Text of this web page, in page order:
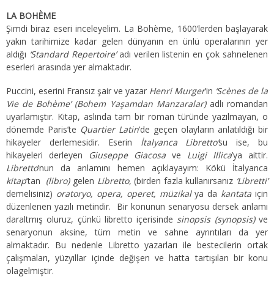
LA BOHÈME
Şimdi biraz eseri inceleyelim. La Bohème, 1600’lerden başlayarak
yakın tarihimize kadar gelen dünyanın en ünlü operalarının yer
aldığı ‘Standard Repertoire’adı verilen listenin en çok sahnelenen
eserleri arasında yer almaktadır.
Puccini, eserini Fransız şair ve yazar Henri Murger’in ‘Scènes de la
Vie de Bohème’ (Bohem Yaşamdan Manzaralar)adlı romandan
uyarlamıştır. Kitap, aslında tam bir roman türünde yazılmayan, o
dönemde Paris’te Quartier Latin’de geçen olayların anlatıldığı bir
hikayeler derlemesidir. Eserin İtalyanca Libretto’su ise, bu
hikayeleri derleyen
Giuseppe Giacosa ve Luigi Illica’ya aittir.
Libretto’nun da anlamını hemen açıklayayım: Kökü İtalyanca
kitap’tan (libro) gelen Libretto, (birden fazla kullanırsanız ‘Libretti’
demelisiniz) oratoryo, opera, operet, müzikalya da kantata için
düzenlenen yazılı metindir. Bir konunun senaryosu dersek anlamı
daraltmış oluruz, çünkü libretto içerisinde sinopsis (synopsis)ve
senaryonun aksine, tüm metin ve sahne ayrıntıları da yer
almaktadır. Bu nedenle Libretto yazarları ile bestecilerin ortak
çalışmaları, yüzyıllar içinde değişen ve hatta tartışılan bir konu
olagelmiştir.